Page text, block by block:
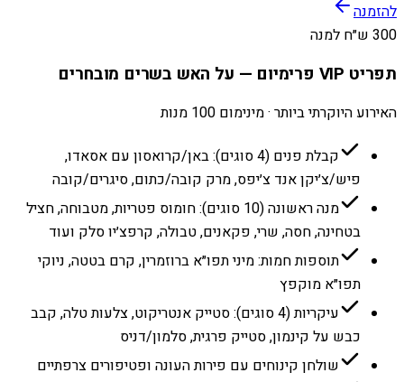
להזמנה
300 ש״ח למנה
תפריט VIP פרימיום — על האש בשרים מובחרים
האירוע היוקרתי ביותר · מינימום 100 מנות
קבלת פנים (4 סוגים): באן/קרואסון עם אסאדו,
פיש/צ׳יקן אנד צ׳יפס, מרק קובה/כתום, סיגרים/קובה
מנה ראשונה (10 סוגים): חומוס פטריות, מטבוחה, חציל
בטחינה, חסה, שרי, פקאנים, טבולה, קרפצ׳יו סלק ועוד
תוספות חמות: מיני תפו״א ברוזמרין, קרם בטטה, ניוקי
תפו״א מוקפץ
עיקריות (4 סוגים): סטייק אנטריקוט, צלעות טלה, קבב
כבש על קינמון, סטייק פרגית, סלמון/דניס
שולחן קינוחים עם פירות העונה ופטיפורים צרפתיים